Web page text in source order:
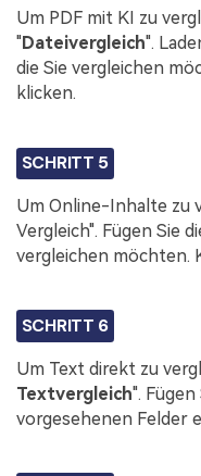
Um PDF mit KI zu
"Dateivergleich".
die Sie vergleichen
klicken.
SCHRITT 5
Um Online-Inhalte zu
Vergleich". Fügen Sie
vergleichen möchten.
SCHRITT 6
Um Text direkt zu
Textvergleich".
vorgesehenen Felder